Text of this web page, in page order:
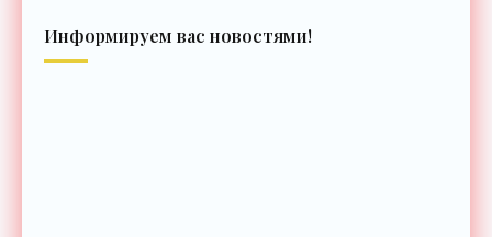
Информируем вас новостями!